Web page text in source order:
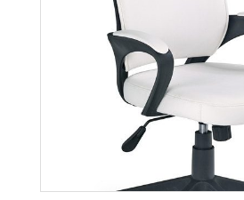
Iwo
Więcej